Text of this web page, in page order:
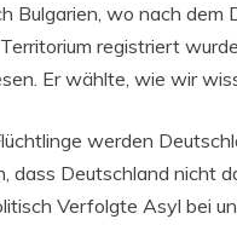
Bulgarien, wo nach dem
registriert
Er wählte, wie wir
werden
dass Deutschland nicht
Verfolgte Asyl bei